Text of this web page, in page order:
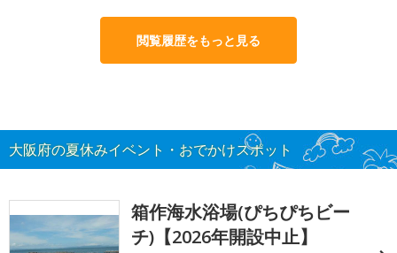
閲覧履歴をもっと見る
大阪府の夏休みイベント・おでかけスポット
箱作海水浴場(ぴちぴちビー
チ)【2026年開設中止】